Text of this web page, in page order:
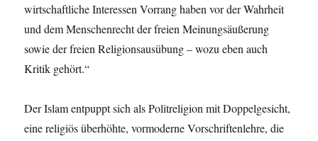
wirtschaftliche Interessen Vorrang haben vor der Wahrheit
und dem Menschenrecht der freien Meinungsäußerung
sowie der freien Religionsausübung – wozu eben auch
Kritik gehört.“
Der Islam entpuppt sich als Politreligion mit Doppelgesicht,
eine religiös überhöhte, vormoderne Vorschriftenlehre, die